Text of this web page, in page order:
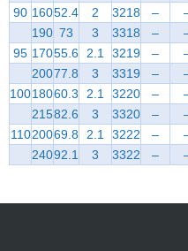
90 16052.4 2 3218 –
190 73 3 3318 –
95 17055.6 2.1 3219 –
20077.8 3 3319 –
10018060.3 2.1 3220 –
21582.6 3 3320 –
11020069.8 2.1 3222 –
24092.1 3 3322 –